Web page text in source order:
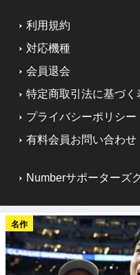
利用規約
対応機種
会員退会
特定商取引法に基づく
プライバシーポリシー
有料会員お問い合わせ
Numberサポーターズ
名作